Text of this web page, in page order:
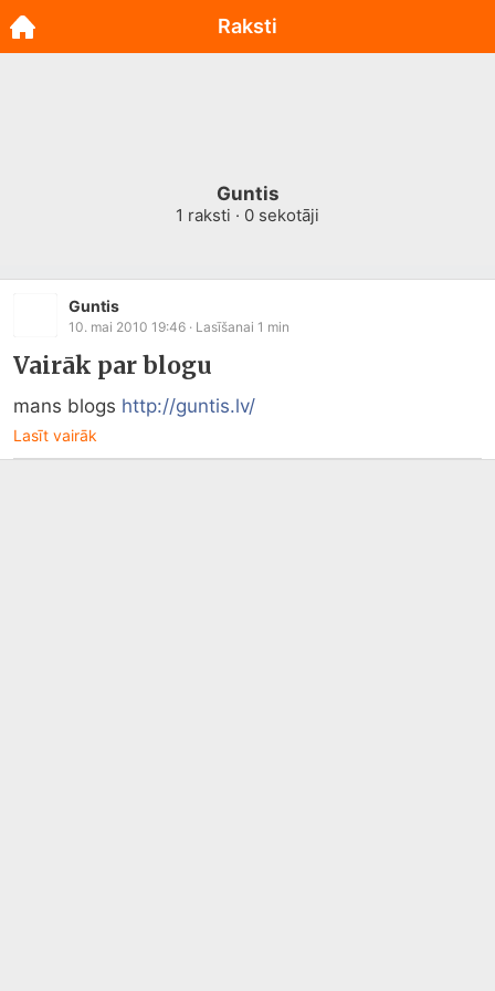
Guntis
1 raksti · 0 sekotāji
Guntis
10. mai 2010 19:46 · Lasīšanai 1 min
Vairāk par blogu
mans blogs http://guntis.lv/
Lasīt vairāk
Raksti